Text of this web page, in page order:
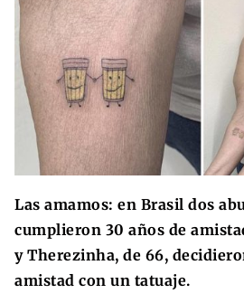
Las amamos: en Brasil dos
cumplieron 30 años de
y Therezinha, de 66,
amistad con un tatuaje.